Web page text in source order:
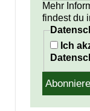
Mehr
findest du
Ich